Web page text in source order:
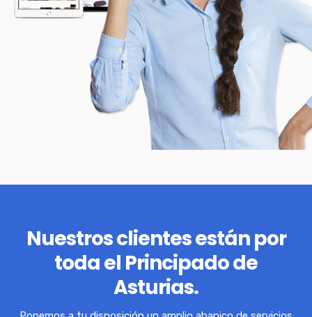
Nuestros clientes están por
toda el Principado de
Asturias.